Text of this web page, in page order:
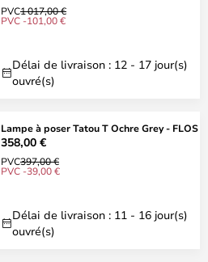
PVC1 017,00 €
PVC -101,00 €
Délai de livraison : 12 - 17 jour(s)
ouvré(s)
Lampe à poser Tatou T Ochre Grey - FLOS
358,00 €
PVC397,00 €
PVC -39,00 €
Délai de livraison : 11 - 16 jour(s)
ouvré(s)